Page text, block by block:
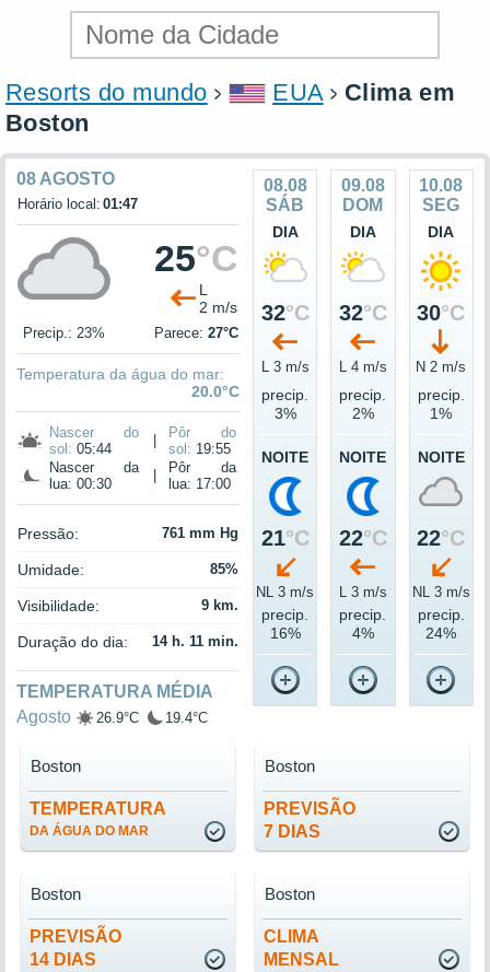
Resorts do mundo EUA
Clima em
Boston
08 AGOSTO
Horário local: 01:47
25°C
L
2 m/s
Precip.: 23% Parece: 27°C
Temperatura da água do mar:
20.0°C
Nascer do
sol: 05:44
Pôr do
sol: 19:55
Nascer da
lua: 00:30
Pôr da
lua: 17:00
Pressão: 761 mm Hg
Umidade: 85%
Visibilidade: 9 km.
Duração do dia: 14 h. 11 min.
TEMPERATURA MÉDIA
Agosto
26.9°C 19.4°C
08.08
SÁB
DIA
32°C
L 3 m/s
precip.
3%
NOITE
21°C
NL 3 m/s
precip.
16%
09.08
DOM
DIA
32°C
L 4 m/s
precip.
2%
NOITE
22°C
L 3 m/s
precip.
4%
10.08
SEG
DIA
30°C
N 2 m/s
precip.
1%
NOITE
22°C
NL 3 m/s
precip.
24%
TEMPERATURA
DA ÁGUA DO MAR
Boston
PREVISÃO
7 DIAS
Boston
PREVISÃO
14 DIAS
Boston
CLIMA
MENSAL
Boston